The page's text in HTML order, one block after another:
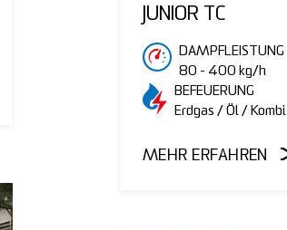
JUNIOR TC
DAMPFLEISTUNG
80 - 400 kg/h
BEFEUERUNG
Erdgas / Öl / Kombi
MEHR ERFAHREN